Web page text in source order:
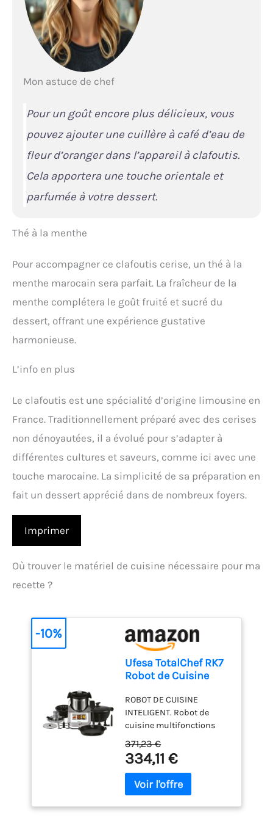
Mon astuce de chef
Pour un goût encore plus délicieux, vous
pouvez ajouter une cuillère à café d’eau de
fleur d’oranger dans l’appareil à clafoutis.
Cela apportera une touche orientale et
parfumée à votre dessert.
Thé à la menthe
Pour accompagner ce clafoutis cerise, un thé à la
menthe marocain sera parfait. La fraîcheur de la
menthe complétera le goût fruité et sucré du
dessert, offrant une expérience gustative
harmonieuse.
L’info en plus
Le clafoutis est une spécialité d’origine limousine en
France. Traditionnellement préparé avec des cerises
non dénoyautées, il a évolué pour s’adapter à
différentes cultures et saveurs, comme ici avec une
touche marocaine. La simplicité de sa préparation en
fait un dessert apprécié dans de nombreux foyers.
Imprimer
Où trouver le matériel de cuisine nécessaire pour ma
recette ?
Ufesa TotalChef RK7
Robot de Cuisine
Inteligent, WIFI, 30
Fonctions, 4.5L,
Écran Tactile 7
Pouces, Balance
Integrée, Livre de
Recettes Interactif,
Argent / Blanc
ROBOT DE CUISINE
INTELIGENT. Robot de
cuisine multifonctions
inteligent RK7 avec
puissance de 2000W et
30 fonctions pour
émulsionner, râper,
chauffer, bouillir, frire,
371,23 €
334,11 €
-10%